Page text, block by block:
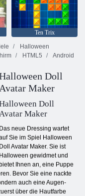
Ten Trix
Halloween
HTML5 Android
Doll
Avatar Maker
Doll
Maker
Das neue Dressing wartet
Sie im Spiel Halloween
Doll Avatar Maker. Sie ist
Halloween gewidmet und
bietet Ihnen an, eine Puppe
Bevor Sie eine nackte
auch eine Augen-
über die Hautfarbe